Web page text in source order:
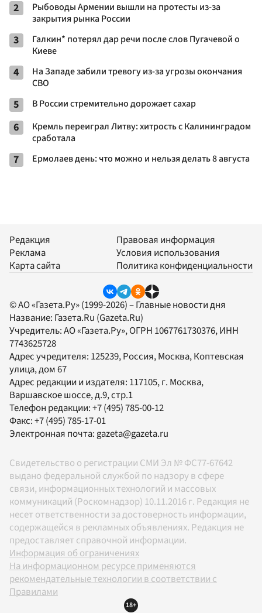
2
Рыбоводы Армении вышли на протесты из-за
закрытия рынка России
3
Галкин* потерял дар речи после слов Пугачевой о
Киеве
4
На Западе забили тревогу из-за угрозы окончания
СВО
5 В России стремительно дорожает сахар
6
Кремль переиграл Литву: хитрость с Калининградом
сработала
7 Ермолаев день: что можно и нельзя делать 8 августа
Редакция
Реклама
Карта сайта
Правовая информация
Условия использования
Политика конфиденциальности
© АО «Газета.Ру» (1999-2026) – Главные новости дня
Название: Газета.Ru (Gazeta.Ru)
Учредитель:АО «Газета.Ру», ОГРН 1067761730376, ИНН
7743625728
Адрес учредителя: 125239, Россия, Москва, Коптевская
улица, дом 67
Адрес редакции и издателя: 117105, г. Москва,
Варшавское шоссе, д.9, стр.1
Телефон редакции:+7 (495) 785-00-12
Факс:+7 (495) 785-17-01
Электронная почта: gazeta@gazeta.ru
Свидетельство о регистрации СМИ Эл № ФС77-67642
выдано федеральной службой по надзору в сфере
связи, информационных технологий и массовых
коммуникаций (Роскомнадзор) 10.11.2016 г. Редакция не
несет ответственности за достоверность информации,
содержащейся в рекламных объявлениях. Редакция не
предоставляет справочной информации.
Информация об ограничениях
На информационном ресурсе применяются
рекомендательные технологии в соответствии с
Правилами
18+